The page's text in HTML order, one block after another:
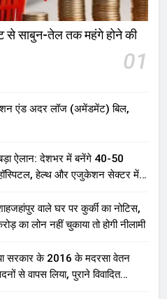
से साबुन-तेल तक महंगे होने की
01
एंड अदर लॉज (अमेंडमेंट) बिल,
ऐलान: देशभर में बनेंगे 40-50
हेल्थ और एजुकेशन सेक्टर में
वाले घर पर कुर्की का नोटिस,
का लोन नहीं चुकाया तो होगी नीलामी
सरकार के 2016 के मदरसा वेतन
से वापस लिया, पुराने विवादित